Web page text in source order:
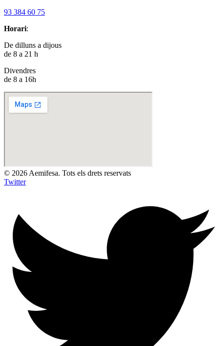
93 384 60 75
Horari:
De dilluns a dijous
de 8 a 21 h
Divendres
de 8 a 16h
© 2026 Aemifesa. Tots els drets reservats
Twitter